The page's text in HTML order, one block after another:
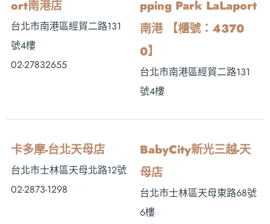
ort南港店
台北市南港區經貿二路131
號4樓
02-27832655
pping Park LaLaport
南港 【櫃號：4370
0】
台北市南港區經貿二路131
號4樓
卡多摩-台北天母店
台北市士林區天母北路12號
02-2873-1298
BabyCity新光三越-天
母店
台北市士林區天母東路68號
6樓